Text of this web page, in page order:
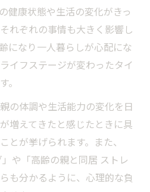
健康状態や生活の変化がきっ
れぞれの事情も大きく影響し
になり一人暮らしが心配にな
イフステージが変わったタイ
。
の体調や生活能力の変化を日
増えてきたと感じたときに具
とが挙げられます。また、
」や「高齢の親と同居 ストレ
も分かるように、心理的な負